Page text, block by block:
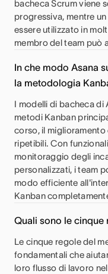
bacheca Scrum viene
progressiva, mentre
essere utilizzato in
membro del team può
In che modo Asana
la metodologia
I modelli di bacheca di
metodi Kanban
corso, il
ripetibili. Con
monitoraggio degli
personalizzati, i team
modo efficiente
Kanban
Quali sono le cinque
Le cinque regole del
fondamentali che
loro flusso di lavoro